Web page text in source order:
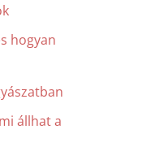
hogyan
állhat a